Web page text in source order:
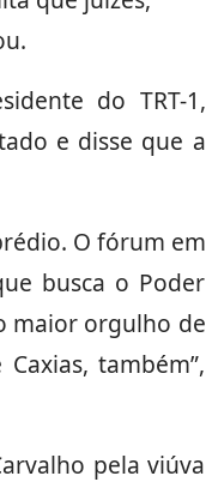
do TRT-1,
e disse que a
O fórum em
busca o Poder
maior orgulho de
também”,
pela viúva